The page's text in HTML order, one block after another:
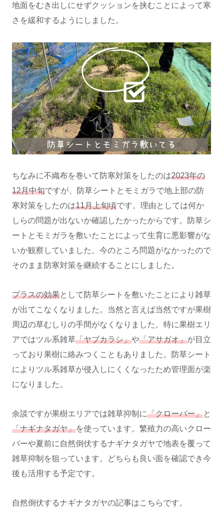
地面をむき出しにせずクッションを挟むことによって寒
さを緩和するようにしました。
ちなみに不織布を巻いて防寒対策をしたのは2023年の
12月中旬ですが、防草シートとモミガラで地上部の防
寒対策をしたのは11月上旬頃です。理由としては何か
しらの問題が出ないか確認したかったからです。防草シ
ートとモミガラを敷いたことによって生育に悪影響がな
いか観察していました。今のところ問題がなかったので
そのまま防寒対策を継続することにしました。
プラスの効果として防草シートを敷いたことにより雑草
が出てこなくなりました。当然と言えば当然ですが果樹
周辺の草むしりの手間がなくなりました。特に果樹エリ
アではツル系雑草「ヤブカラシ」や「アサガオ」が目立
っており果樹に絡みつくこともありました。防草シート
によりツル系雑草が侵入しにくくなったため管理面が楽
になりました。
余談ですが果樹エリアでは雑草抑制に「クローバー」と
「ナギナタガヤ」を使っています。繁殖力の高いクロー
バーや夏前に自然倒伏するナギナタガヤで地表を覆って
雑草抑制を狙っています。どちらも良い面を確認でき今
後も活用する予定です。
自然倒伏するナギナタガヤの記事はこちらです。